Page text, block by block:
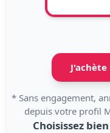
* Sans engagement,
depuis votre profil
Choisissez